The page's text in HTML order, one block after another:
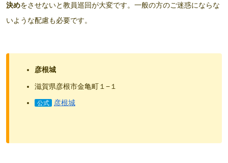
決めをさせないと教員巡回が大変です。一般の方のご迷惑にならな
いような配慮も必要です。
彦根城
滋賀県彦根市金亀町１−１
公式 彦根城